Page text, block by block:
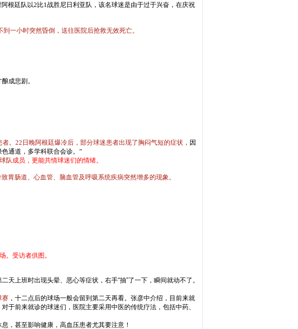
根廷队以2比1战胜尼日利亚队，该名球迷是由于过于兴奋，在庆祝
一小时突然昏倒，送往医院后抢救无效死亡。
成悲剧。
。22日晚阿根廷爆冷后，部分球迷患者出现了胸闷气短的症状 ， 因
通道，多学科联合会诊。”
队成员，更能共情球迷们的情绪。
胃肠道、心血管、脑血管及呼吸系统疾病突然增多的现象。
。受访者供图。
上班时出现头晕、恶心等症状，右手“抽”了一下，瞬间就动不了。
赛 ，十二点后的球场一般会留到第二天再看。张彦中介绍，目前来就
对于前来就诊的球迷们，医院主要采用中医的传统疗法，包括中药、
，甚至影响健康， 高血压患者尤其要注意！